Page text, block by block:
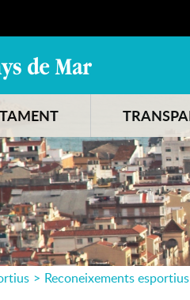
> Reconeixements esportius